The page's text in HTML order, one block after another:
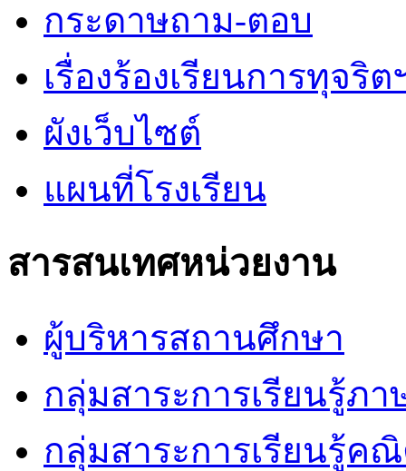
กระดาษถาม-ตอบ
เรื่องร้องเรียนการทุจริต
ผังเว็บไซต์
แผนที่โรงเรียน
สารสนเทศหน่วยงาน
ผู้บริหารสถานศึกษา
กลุ่มสาระการเรียนรู้ภา
กลุ่มสาระการเรียนรู้ค